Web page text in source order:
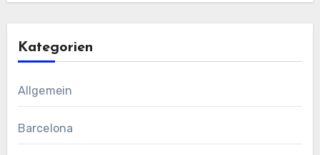
Kategorien
Allgemein
Barcelona